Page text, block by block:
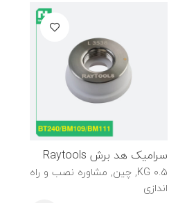
سرامیک هد برش Raytools
0.5 KG, چین, مشاوره نصب و راه
اندازی